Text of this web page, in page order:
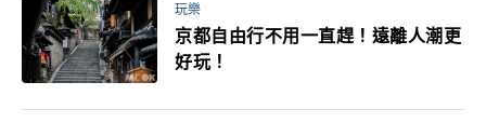
玩樂
京都自由行不用一直趕！遠離人潮更
好玩！